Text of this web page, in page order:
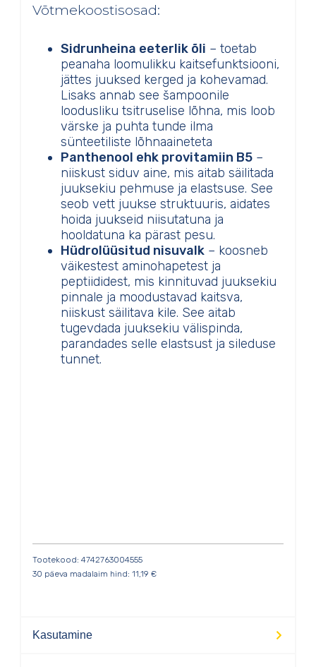
Võtmekoostisosad:
Sidrunheina eeterlik õli – toetab
peanaha loomulikku kaitsefunktsiooni,
jättes juuksed kerged ja kohevamad.
Lisaks annab see šampoonile
loodusliku tsitruselise lõhna, mis loob
värske ja puhta tunde ilma
sünteetiliste lõhnaaineteta
Panthenool ehk provitamiin B5 –
niiskust siduv aine, mis aitab säilitada
juuksekiu pehmuse ja elastsuse. See
seob vett juukse struktuuris, aidates
hoida juukseid niisutatuna ja
hooldatuna ka pärast pesu.
Hüdrolüüsitud nisuvalk – koosneb
väikestest aminohapetest ja
peptiididest, mis kinnituvad juuksekiu
pinnale ja moodustavad kaitsva,
niiskust säilitava kile. See aitab
tugevdada juuksekiu välispinda,
parandades selle elastsust ja sileduse
tunnet.
Tootekood: 4742763004555
30 päeva madalaim hind: 11,19 €
Kasutamine